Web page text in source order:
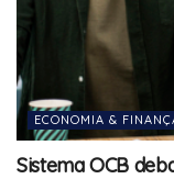
ECONOMIA &
Sistema OCB